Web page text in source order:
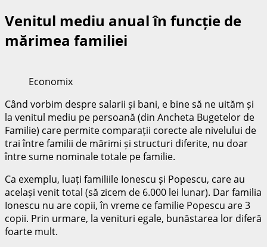
Venitul mediu anual în funcție de
mărimea familiei
Economix
Când vorbim despre salarii și bani, e bine să ne uităm și
la venitul mediu pe persoană (din Ancheta Bugetelor de
Familie) care permite comparații corecte ale nivelului de
trai între familii de mărimi și structuri diferite, nu doar
între sume nominale totale pe familie.
Ca exemplu, luați familiile Ionescu și Popescu, care au
același venit total (să zicem de 6.000 lei lunar). Dar familia
Ionescu nu are copii, în vreme ce familie Popescu are 3
copii. Prin urmare, la venituri egale, bunăstarea lor diferă
foarte mult.